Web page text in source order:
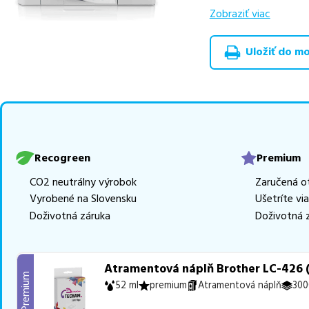
zachovávajú kvalitu
Celá táto
produktu nás
Vieme, že pri
4 z nich
Ak si pri výbere nie
najlepšie riešenie.
Zobraziť viac
Uložiť do
Recogreen
CO2 neutrálny výrobok
Vyrobené na Slovensku
Doživotná záruka
Premium
Zaručená
Ušetríte
Doživotná
Premium
Atramentová náplň Brother LC-426
52 ml premium Atramentová náplň